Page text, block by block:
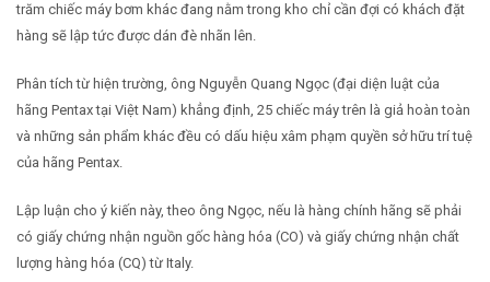
trăm chiếc máy bơm khác đang nằm trong kho chỉ cần đợi có khách đặt
hàng sẽ lập tức được dán đè nhãn lên.
Phân tích từ hiện trường, ông Nguyễn Quang Ngọc (đại diện luật của
hãng Pentax tại Việt Nam) khẳng định, 25 chiếc máy trên là giả hoàn toàn
và những sản phẩm khác đều có dấu hiệu xâm phạm quyền sở hữu trí tuệ
của hãng Pentax.
Lập luận cho ý kiến này, theo ông Ngọc, nếu là hàng chính hãng sẽ phải
có giấy chứng nhận nguồn gốc hàng hóa (CO) và giấy chứng nhận chất
lượng hàng hóa (CQ) từ Italy.